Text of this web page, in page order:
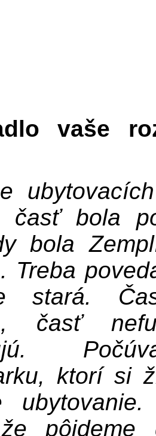
vaše
časť bola
bola
Treba
stará.
časť
ktorí si
pôjdeme